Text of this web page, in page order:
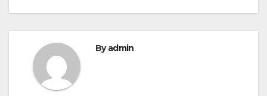
Byadmin